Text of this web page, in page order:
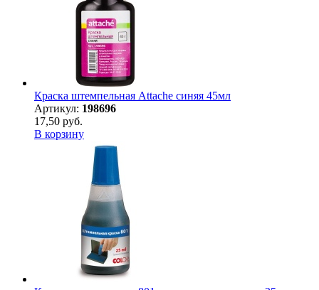
Краска штемпельная Attache синяя 45мл
Артикул: 198696
17,50 руб.
В корзину